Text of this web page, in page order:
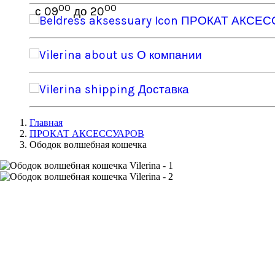
с 0900 до 2000
ПРОКАТ
О компании
Доставка
Главная
ПРОКАТ АКСЕССУАРОВ
Ободок волшебная кошечка